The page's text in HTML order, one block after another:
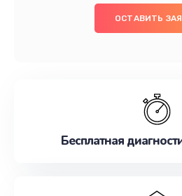
ОСТАВИТЬ
Бесплатная